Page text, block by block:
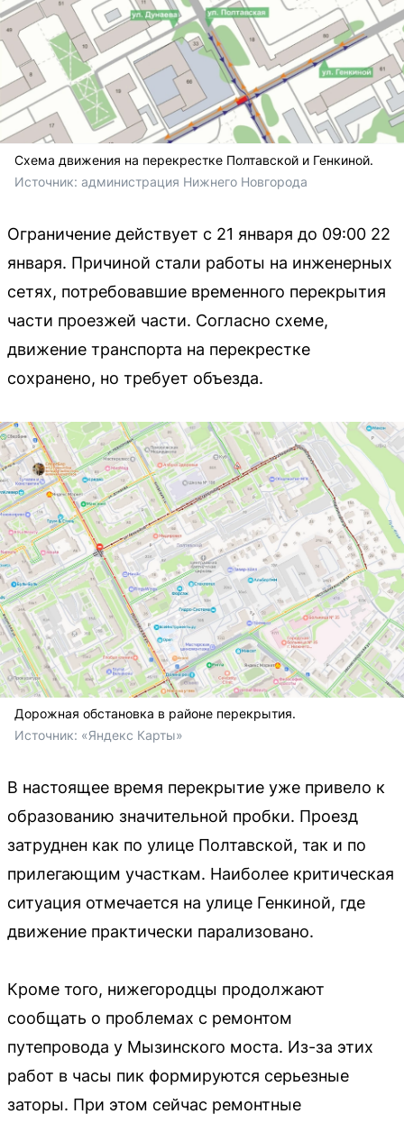
Схема движения на перекрестке Полтавской и Генкиной.
Источник: администрация Нижнего Новгорода
Ограничение действует с 21 января до 09:00 22
января. Причиной стали работы на инженерных
сетях, потребовавшие временного перекрытия
части проезжей части. Согласно схеме,
движение транспорта на перекрестке
сохранено, но требует объезда.
Дорожная обстановка в районе перекрытия.
Источник: «Яндекс Карты»
В настоящее время перекрытие уже привело к
образованию значительной пробки. Проезд
затруднен как по улице Полтавской, так и по
прилегающим участкам. Наиболее критическая
ситуация отмечается на улице Генкиной, где
движение практически парализовано.
Кроме того, нижегородцы продолжают
сообщать о проблемах с ремонтом
путепровода у Мызинского моста. Из-за этих
работ в часы пик формируются серьезные
заторы. При этом сейчас ремонтные